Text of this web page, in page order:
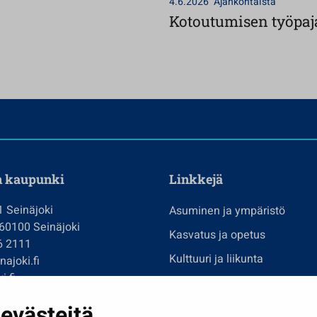
Kotoutumisen
kaupunki
Seinäjoki
Seinäjoki
2111
Linkkejä
Asuminen ja ympäristö
Kasvatus ja opetus
Kulttuuri ja liikunta